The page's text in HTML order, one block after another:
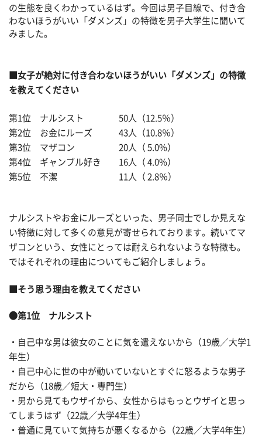
の生態を良くわかっているはず。今回は男子目線で、付き合
わないほうがいい「ダメンズ」の特徴を男子大学生に聞いて
みました。
■女子が絶対に付き合わないほうがいい「ダメンズ」の特徴
を教えてください
第1位 ナルシスト 50人（12.5％）
第2位 お金にルーズ 43人（10.8％）
第3位 マザコン 20人（ 5.0%）
第4位 ギャンブル好き 16人（ 4.0%）
第5位 不潔 11人（ 2.8％）
ナルシストやお金にルーズといった、男子同士でしか見えな
い特徴に対して多くの意見が寄せられております。続いてマ
ザコンという、女性にとっては耐えられないような特徴も。
ではそれぞれの理由についてもご紹介しましょう。
■そう思う理由を教えてください
●第1位 ナルシスト
・自己中な男は彼女のことに気を遣えないから（19歳／大学1
年生）
・自己中心に世の中が動いていないとすぐに怒るような男子
だから（18歳／短大・専門生）
・男から見てもウザイから、女性からはもっとウザイと思っ
てしまうはず（22歳／大学4年生）
・普通に見ていて気持ちが悪くなるから（22歳／大学4年生）